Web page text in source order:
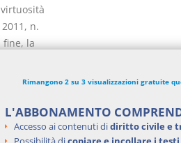
n.
fine, la
entro il
termine
Rimangono 2 su 3 visualizzazioni gratuite
L'ABBONAMENTO
Accesso ai contenuti didiritto civile e